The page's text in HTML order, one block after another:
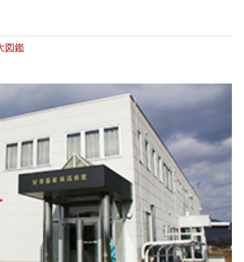
図鑑